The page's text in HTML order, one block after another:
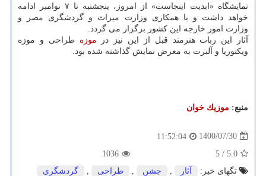
نمایشگاه «ابدیت اینجاست» از امروز، پنجشنبه تا ۷ نوامبر ادامه
خواهد داشت و با همکاری وزارت میراث و گردشگری مصر و
وزارت امور خارجه این کشور برگزار می گردد.
آثار این ربات هنرمند قبل از این نیز در موزه طراحی و موزه
ویکتوریا و آلبرت به معرض نمایش گذاشته شده بود.
منبع: موزیك خوان
1400/07/30
11:52:04
5.0
/
5
1036
تگهای خبر:
آثار جشن طراحی گردشگری